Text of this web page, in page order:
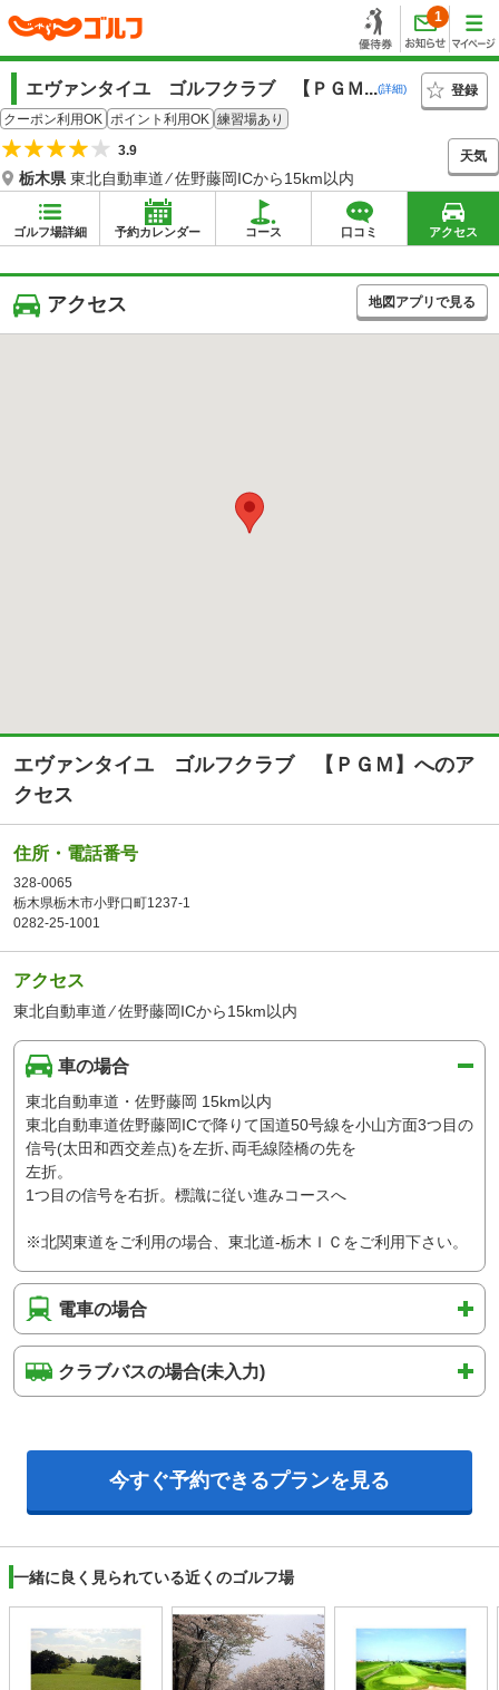
1
エヴァンタイユ ゴルフクラブ 【ＰＧＭ...(詳細)
登録
クーポン利用OK ポイント利用OK 練習場あり
3.9
栃木県 東北自動車道 ⁄ 佐野藤岡ICから15km以内
天気
ゴルフ場詳細 予約カレンダー コース 口コミ アクセス
アクセス 地図アプリで見る
エヴァンタイユ ゴルフクラブ 【ＰＧＭ】へのア
クセス
住所・電話番号
328-0065
栃木県栃木市小野口町1237-1
0282-25-1001
アクセス
東北自動車道 ⁄ 佐野藤岡ICから15km以内
車の場合
東北自動車道・佐野藤岡 15km以内
東北自動車道佐野藤岡ICで降りて国道50号線を小山方面3つ目の
信号(太田和西交差点)を左折､両毛線陸橋の先を
左折。
1つ目の信号を右折。標識に従い進みコースへ
※北関東道をご利用の場合、東北道-栃木ＩＣをご利用下さい。
電車の場合
クラブバスの場合(未入力)
今すぐ予約できるプランを見る
一緒に良く見られている近くのゴルフ場